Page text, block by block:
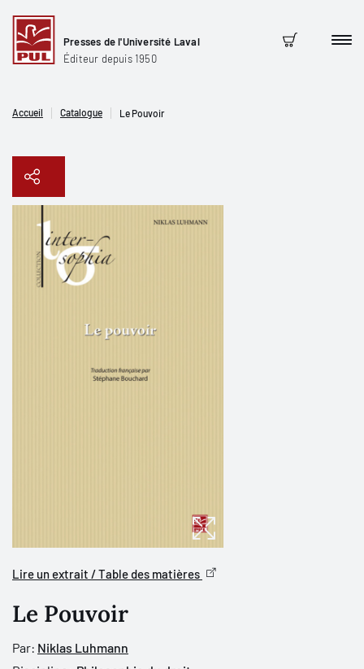
Presses de l'Université Laval
Éditeur depuis 1950
Panier
Accueil Catalogue Le Pouvoir
Lire un extrait / Table des matières
Le Pouvoir
Par: Niklas Luhmann